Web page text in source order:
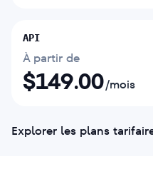
API
À partir de
$149.00/mois
Explorer les plans